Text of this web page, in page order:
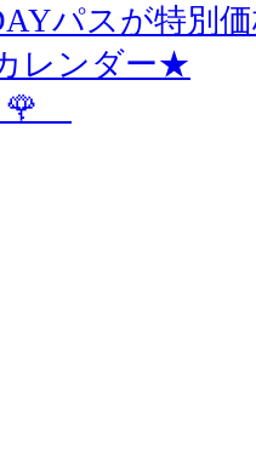
パスが特別
レンダー★
🌹